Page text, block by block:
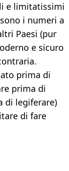
e limitatissimi
i numeri a
Paesi (pur
e sicuro
prima di
prima di
di legiferare)
di fare